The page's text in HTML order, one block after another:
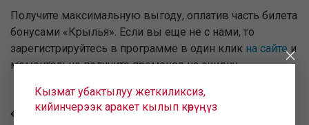
Получите максимальную выгоду, оплатив часть билета
бонусами «Крылья». Если вы еще не с нами, то
зарегистрируйтесь в программе в один клик на сайте и
моментально получите промокод на скидку.
Кызмат убактылуу жеткиликсиз,
кийинчерээк аракет кылып көрүңүз